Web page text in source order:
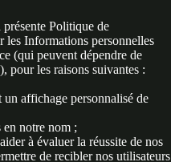
Politique de
les Informations personnelles
(qui peuvent dépendre de
pour les raisons suivantes :
affichage personnalisé de
notre nom ;
à évaluer la réussite de nos
de recibler nos utilisateurs